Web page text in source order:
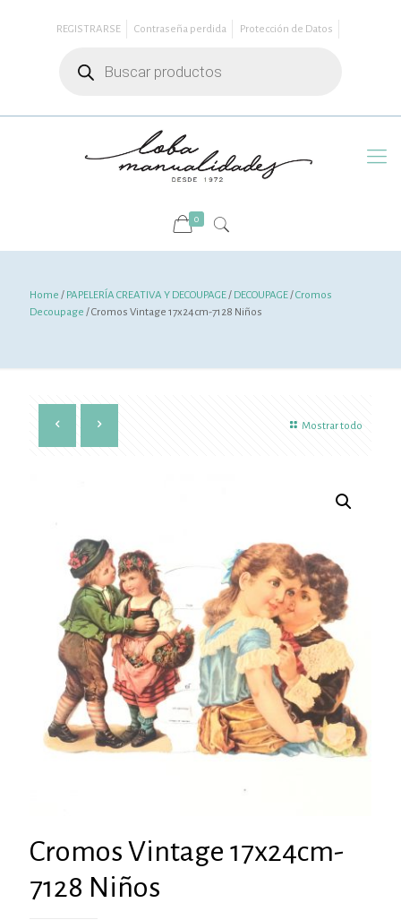
REGISTRARSE Contraseña perdida
Protección de Datos
productos
0
Home / PAPELERÍA CREATIVA Y DECOUPAGE/ DECOUPAGE/Cromos
Decoupage / Cromos Vintage 17x24cm-7128 Niños
Mostrar todo
Cromos Vintage 17x24cm-
7128 Niños